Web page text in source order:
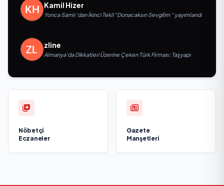
Kamil Hizer
Yonca Samlı ‘dan İkinci Tekli “Donacaksın Sevgilim “ yayımlandı
zline
Almanya’da Dikkatleri Üzerine Çeken Türk Firması: Taşyapı
Nöbetçi
Eczaneler
Gazete
Manşetleri